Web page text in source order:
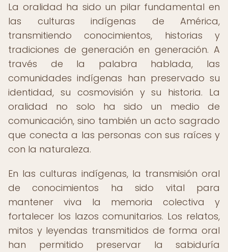
La oralidad ha sido un pilar fundamental en
las culturas indígenas de América,
transmitiendo conocimientos, historias y
tradiciones de generación en generación. A
través de la palabra hablada, las
comunidades indígenas han preservado su
identidad, su cosmovisión y su historia. La
oralidad no solo ha sido un medio de
comunicación, sino también un acto sagrado
que conecta a las personas con sus raíces y
con la naturaleza.
En las culturas indígenas, la transmisión oral
de conocimientos ha sido vital para
mantener viva la memoria colectiva y
fortalecer los lazos comunitarios. Los relatos,
mitos y leyendas transmitidos de forma oral
han permitido preservar la sabiduría